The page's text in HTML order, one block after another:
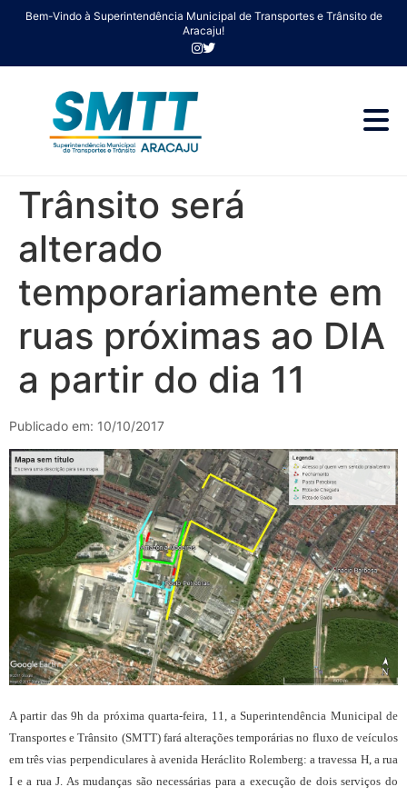
Bem-Vindo à Superintendência Municipal de Transportes e Trânsito de
Aracaju!
Trânsito será
alterado
temporariamente em
ruas próximas ao DIA
a partir do dia 11
Publicado em: 10/10/2017
A partir das 9h da próxima quarta-feira, 11, a Superintendência Municipal de
Transportes e Trânsito (SMTT) fará alterações temporárias no fluxo de veículos
em três vias perpendiculares à avenida Heráclito Rolemberg: a travessa H, a rua
I e a rua J. As mudanças são necessárias para a execução de dois serviços do